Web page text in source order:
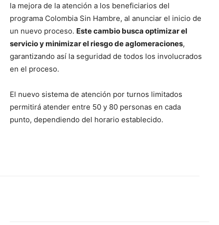
la mejora de la atención a los beneficiarios del
programa Colombia Sin Hambre, al anunciar el inicio de
un nuevo proceso. Este cambio busca optimizar el
servicio y minimizar el riesgo de aglomeraciones,
garantizando así la seguridad de todos los involucrados
en el proceso.
El nuevo sistema de atención por turnos limitados
permitirá atender entre 50 y 80 personas en cada
punto, dependiendo del horario establecido.